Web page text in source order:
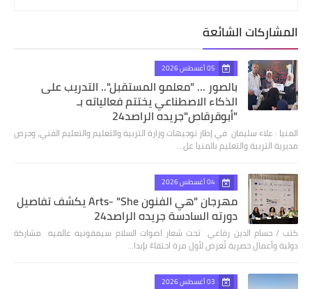
المشاركات الشائعة
05 أغسطس 2026
بالصور ... "معلمو المستقبل".. التدريب على
الذكاء الاصطناعي يختتم فعالياته بـ
"أبوقرقاص"جريده الراصد24
المنيا : علاء سليمان في إطار توجيهات وزارة التربية والتعليم والتعليم الفني، وحرص
مديرية التربية والتعليم بالمنيا عل…
04 أغسطس 2026
مهرجان "هي الفنون Arts- "She يكشف تفاصيل
دورته السادسة جريده الراصد24
كتب / حسام الدين رفاعي تحت شعار اصوات السلام سيمفونيه عالميه مشاركة
دولية وأعمال حصرية تُعرض لأول مرة احتفاءً بإبدا…
03 أغسطس 2026